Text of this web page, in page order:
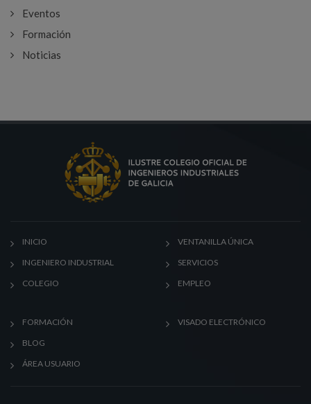
Eventos
Formación
Noticias
INICIO
INGENIERO INDUSTRIAL
COLEGIO
VENTANILLA ÚNICA
SERVICIOS
EMPLEO
FORMACIÓN
BLOG
ÁREA USUARIO
VISADO ELECTRÓNICO